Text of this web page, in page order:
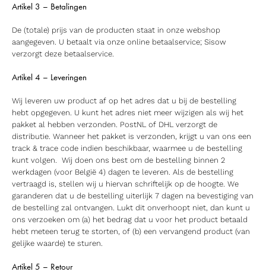
Artikel 3 – Betalingen
De (totale) prijs van de producten staat in onze webshop
aangegeven. U betaalt via onze online betaalservice; Sisow
verzorgt deze betaalservice.
Artikel 4 – Leveringen
Wij leveren uw product af op het adres dat u bij de bestelling
hebt opgegeven. U kunt het adres niet meer wijzigen als wij het
pakket al hebben verzonden. PostNL of DHL verzorgt de
distributie. Wanneer het pakket is verzonden, krijgt u van ons een
track & trace code indien beschikbaar, waarmee u de bestelling
kunt volgen. Wij doen ons best om de bestelling binnen 2
werkdagen (voor België 4) dagen te leveren. Als de bestelling
vertraagd is, stellen wij u hiervan schriftelijk op de hoogte. We
garanderen dat u de bestelling uiterlijk 7 dagen na bevestiging van
de bestelling zal ontvangen. Lukt dit onverhoopt niet, dan kunt u
ons verzoeken om (a) het bedrag dat u voor het product betaald
hebt meteen terug te storten, of (b) een vervangend product (van
gelijke waarde) te sturen.
Artikel 5 – Retour